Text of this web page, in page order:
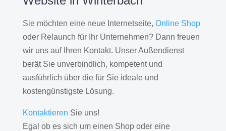
Sie möchten eine neue Internetseite, Online Shop
oder Relaunch für Ihr Unternehmen? Dann freuen
wir uns auf Ihren Kontakt. Unser Außendienst
berät Sie unverbindlich, kompetent und
ausführlich über die für Sie ideale und
kostengünstigste Lösung.
Kontaktieren Sie uns!
Egal ob es sich um einen Shop oder eine